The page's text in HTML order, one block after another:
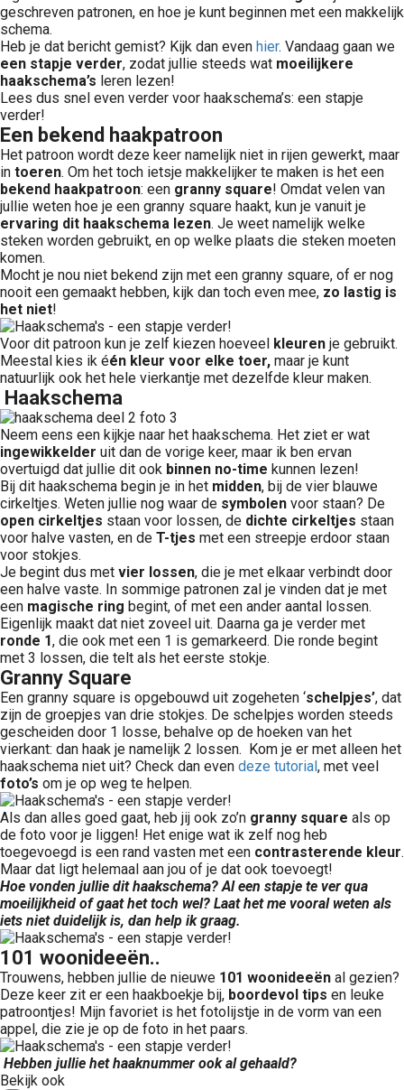
geschreven patronen, en hoe je kunt beginnen met een makkelijk
schema.
Heb je dat bericht gemist? Kijk dan even hier. Vandaag gaan we
een stapje verder, zodat jullie steeds wat moeilijkere
haakschema’s leren lezen!
Lees dus snel even verder voor haakschema’s: een stapje
verder!
Een bekend haakpatroon
Het patroon wordt deze keer namelijk niet in rijen gewerkt, maar
in toeren. Om het toch ietsje makkelijker te maken is het een
bekend haakpatroon: een granny square! Omdat velen van
jullie weten hoe je een granny square haakt, kun je vanuit je
ervaring dit haakschema lezen. Je weet namelijk welke
steken worden gebruikt, en op welke plaats die steken moeten
komen.
Mocht je nou niet bekend zijn met een granny square, of er nog
nooit een gemaakt hebben, kijk dan toch even mee, zo lastig is
het niet!
Voor dit patroon kun je zelf kiezen hoeveel kleuren je gebruikt.
Meestal kies ik één kleur voor elke toer, maar je kunt
natuurlijk ook het hele vierkantje met dezelfde kleur maken.
Haakschema
Neem eens een kijkje naar het haakschema. Het ziet er wat
ingewikkelder uit dan de vorige keer, maar ik ben ervan
overtuigd dat jullie dit ook binnen no-time kunnen lezen!
Bij dit haakschema begin je in het midden, bij de vier blauwe
cirkeltjes. Weten jullie nog waar de symbolen voor staan? De
open cirkeltjes staan voor lossen, de dichte cirkeltjes staan
voor halve vasten, en de T-tjes met een streepje erdoor staan
voor stokjes.
Je begint dus met vier lossen, die je met elkaar verbindt door
een halve vaste. In sommige patronen zal je vinden dat je met
een magische ring begint, of met een ander aantal lossen.
Eigenlijk maakt dat niet zoveel uit. Daarna ga je verder met
ronde 1, die ook met een 1 is gemarkeerd. Die ronde begint
met 3 lossen, die telt als het eerste stokje.
Granny Square
Een granny square is opgebouwd uit zogeheten ‘schelpjes’, dat
zijn de groepjes van drie stokjes. De schelpjes worden steeds
gescheiden door 1 losse, behalve op de hoeken van het
vierkant: dan haak je namelijk 2 lossen. Kom je er met alleen het
haakschema niet uit? Check dan even deze tutorial, met veel
foto’s om je op weg te helpen.
Als dan alles goed gaat, heb jij ook zo’n granny square als op
de foto voor je liggen! Het enige wat ik zelf nog heb
toegevoegd is een rand vasten met een contrasterende kleur.
Maar dat ligt helemaal aan jou of je dat ook toevoegt!
Hoe vonden jullie dit haakschema? Al een stapje te ver qua
moeilijkheid of gaat het toch wel? Laat het me vooral weten als
iets niet duidelijk is, dan help ik graag.
101 woonideeën..
Trouwens, hebben jullie de nieuwe 101 woonideeën al gezien?
Deze keer zit er een haakboekje bij, boordevol tips en leuke
patroontjes! Mijn favoriet is het fotolijstje in de vorm van een
appel, die zie je op de foto in het paars.
Hebben jullie het haaknummer ook al gehaald?
Bekijk ook